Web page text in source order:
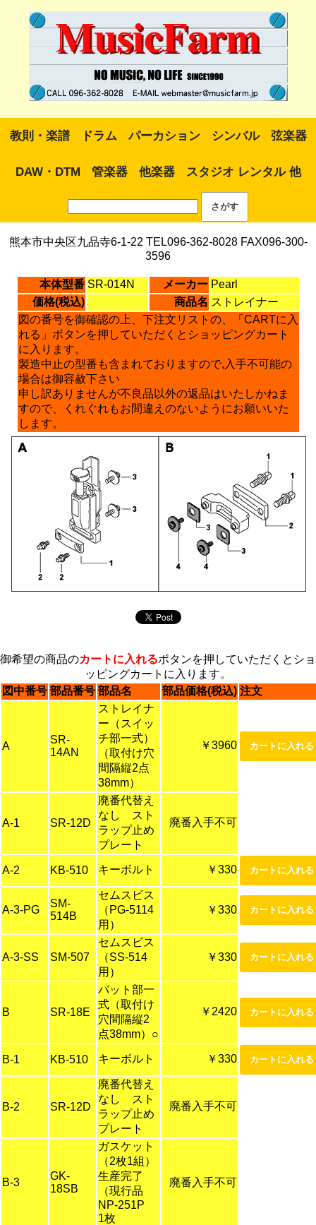
教則・楽譜 ドラム パーカション シンバル 弦楽器
DAW・DTM 管楽器 他楽器 スタジオ レンタル 他
熊本市中央区九品寺6-1-22 TEL096-362-8028 FAX096-300-
3596
本体型番 SR-014N メーカー Pearl
価格(税込)
商品名 ストレイナー
図の番号を御確認の上、下注文リストの、「CARTに入
れる」ボタンを押していただくとショッピングカート
に入ります。
製造中止の型番も含まれておりますので,入手不可能の
場合は御容赦下さい
申し訳ありませんが不良品以外の返品はいたしかねま
すので、くれぐれもお間違えのないようにお願いいた
します。
御希望の商品のカートに入れるボタンを押していただくとショ
ッピングカートに入ります。
図中番号 部品番号 部品名 部品価格(税込) 注文
A
SR-
14AN
ストレイナ
ー（スイッ
チ部一式）
（取付け穴
間隔縦2点
38mm）
￥3960
A-1 SR-12D
廃番代替え
なし スト
ラップ止め
プレート
廃番入手不可
A-2 KB-510 キーボルト ￥330
A-3-PG
SM-
514B
セムスビス
（PG-5114
用）
￥330
A-3-SS SM-507
セムスビス
（SS-514
用）
￥330
B SR-18E
バット部一
式（取付け
穴間隔縦2
点38mm）○
￥2420
B-1 KB-510 キーボルト ￥330
B-2 SR-12D
廃番代替え
なし スト
ラップ止め
プレート
廃番入手不可
B-3
GK-
18SB
ガスケット
（2枚1組）
生産完了
（現行品
NP-251P
1枚
廃番入手不可